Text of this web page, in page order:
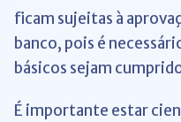
ficam sujeitas à
banco, pois é
básicos sejam
É importante estar